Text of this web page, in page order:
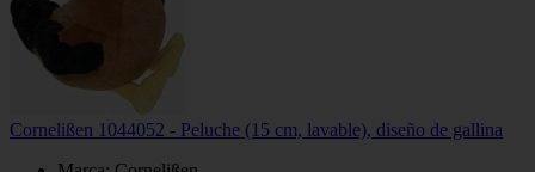
Cornelißen 1044052 - Peluche (15 cm, lavable), diseño de gallina